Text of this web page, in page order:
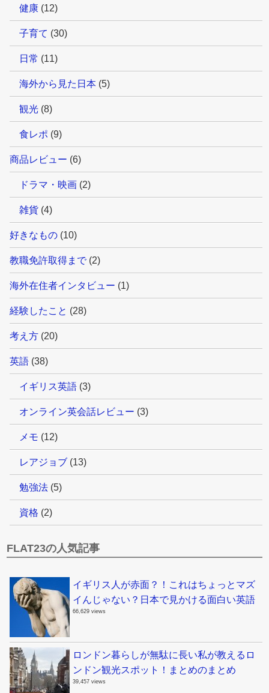
健康 (12)
子育て (30)
日常 (11)
海外から見た日本 (5)
観光 (8)
食レポ (9)
商品レビュー (6)
ドラマ・映画 (2)
雑貨 (4)
好きなもの (10)
教職免許取得まで(2)
海外在住者インタビュー (1)
経験したこと (28)
考え方 (20)
英語 (38)
イギリス英語 (3)
オンライン英会話レビュー (3)
メモ (12)
レアジョブ (13)
勉強法 (5)
資格 (2)
FLAT23の人気記事
イギリス人が赤面？！これはちょっとマズ
イんじゃない？日本で見かける面白い英語
66,629 views
ロンドン暮らしが無駄に長い私が教えるロ
ンドン観光スポット！まとめのまとめ
39,457 views